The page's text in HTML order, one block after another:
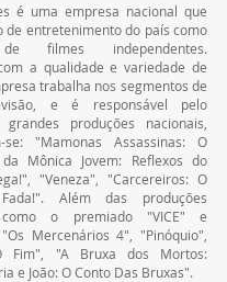
é uma empresa nacional que
de entretenimento do país como
filmes independentes.
a qualidade e variedade de
trabalha nos segmentos de
e é responsável pelo
produções nacionais,
se: "Mamonas Assassinas: O
Mônica Jovem: Reflexos do
"Veneza", "Carcereiros: O
Além das produções
como o premiado "VICE" e
Mercenários 4", "Pinóquio",
Fim", "A Bruxa dos Mortos:
e João: O Conto Das Bruxas".